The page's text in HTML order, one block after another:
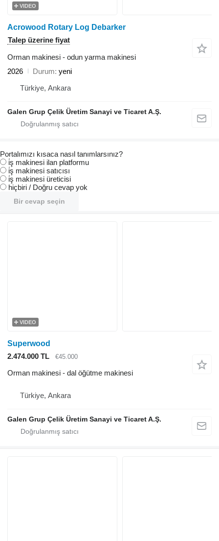
VIDEO
Acrowood Rotary Log Debarker
Talep üzerine fiyat
Orman makinesi - odun yarma makinesi
2026
Durum yeni
Türkiye, Ankara
Galen Grup Çelik Üretim Sanayi ve Ticaret A.Ş.
Portalımızı kısaca nasıl tanımlarsınız?
i̇ş makinesi ilan platformu
i̇ş makinesi satıcısı
i̇ş makinesi üreticisi
hiçbiri / Doğru cevap yok
Bir cevap seçin
VIDEO
Superwood
2.474.000 TL
€45.000
Orman makinesi - dal öğütme makinesi
Türkiye, Ankara
Galen Grup Çelik Üretim Sanayi ve Ticaret A.Ş.